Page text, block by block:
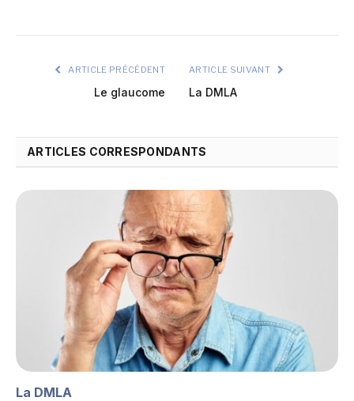
ARTICLE PRÉCÉDENT
Le glaucome
ARTICLE SUIVANT
La DMLA
ARTICLES CORRESPONDANTS
La DMLA